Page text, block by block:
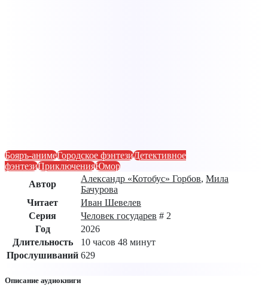
Бояръ-анимеГородское фэнтезиДетективное
фэнтезиПриключенияЮмор
Автор
Александр «Котобус» Горбов, Мила
Бачурова
Читает
Иван Шевелев
Серия
Человек государев # 2
Год
2026
Длительность
10 часов 48 минут
Прослушиваний 629
Описание аудиокниги